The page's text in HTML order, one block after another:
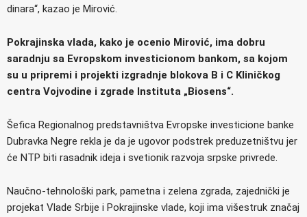
dinara“, kazao je Mirović.
Pokrajinska vlada, kako je ocenio Mirović, ima dobru
saradnju sa Evropskom investicionom bankom, sa kojom
su u pripremi i projekti izgradnje blokova B i C Kliničkog
centra Vojvodine i zgrade Instituta „Biosens“.
Šefica Regionalnog predstavništva Evropske investicione banke
Dubravka Negre rekla je da je ugovor podstrek preduzetništvu jer
će NTP biti rasadnik ideja i svetionik razvoja srpske privrede.
Naučno-tehnološki park, pametna i zelena zgrada, zajednički je
projekat Vlade Srbije i Pokrajinske vlade, koji ima višestruk značaj